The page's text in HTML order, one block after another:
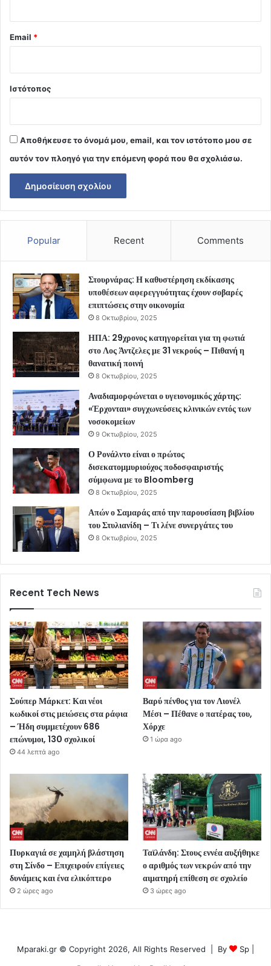
Email *
Ιστότοπος
Αποθήκευσε το όνομά μου, email, και τον ιστότοπο μου σε
αυτόν τον πλοηγό για την επόμενη φορά που θα σχολιάσω.
Popular Recent Comments
Στουρνάρας: Η καθυστέρηση εκδίκασης
υποθέσεων αφερεγγυότητας έχουν σοβαρές
επιπτώσεις στην οικονομία
8 Οκτωβρίου, 2025
ΗΠΑ: 29χρονος κατηγορείται για τη φωτιά
στο Λος Άντζελες με 31 νεκρούς – Πιθανή η
θανατική ποινή
8 Οκτωβρίου, 2025
Αναδιαμορφώνεται ο υγειονομικός χάρτης:
«Έρχονται» συγχωνεύσεις κλινικών εντός των
νοσοκομείων
9 Οκτωβρίου, 2025
Ο Ρονάλντο είναι ο πρώτος
δισεκατομμυριούχος ποδοσφαιριστής
σύμφωνα με το Bloomberg
8 Οκτωβρίου, 2025
Απών ο Σαμαράς από την παρουσίαση βιβλίου
του Στυλιανίδη – Τι λένε συνεργάτες του
8 Οκτωβρίου, 2025
Recent Tech News
Σούπερ Μάρκετ: Και νέοι
κωδικοί στις μειώσεις στα ράφια
– Ήδη συμμετέχουν 686
επώνυμοι, 130 σχολικοί
44 λεπτά ago
Βαρύ πένθος για τον Λιονέλ
Μέσι – Πέθανε ο πατέρας του,
Χόρχε
1 ώρα ago
Πυρκαγιά σε χαμηλή βλάστηση
στη Σίνδο – Επιχειρούν επίγειες
δυνάμεις και ένα ελικόπτερο
2 ώρες ago
Ταϊλάνδη: Στους εννέα αυξήθηκε
ο αριθμός των νεκρών από την
αιματηρή επίθεση σε σχολείο
3 ώρες ago
Mparaki.gr © Copyright 2026, All Rights Reserved | By Sp